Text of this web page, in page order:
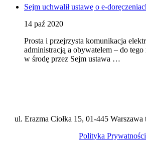
Sejm uchwalił ustawę o e-
14 paź 2020
Prosta i przejrzysta komunikacja
administracją a obywatelem – do tego
w środę przez Sejm ustawa …
ul. Erazma Ciołka 15, 01-445
Polityka Prywatności